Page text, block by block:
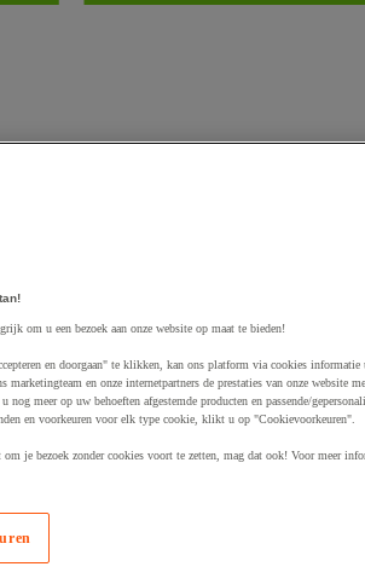
om u een bezoek aan onze website op maat te bieden!
en doorgaan" te klikken, kan ons platform via cookies informatie
marketingteam en onze internetpartners de prestaties van onze website
nog meer op uw behoeften afgestemde producten en passende/
en voorkeuren voor elk type cookie, klikt u op "Cookievoorkeuren".
je bezoek zonder cookies voort te zetten, mag dat ook! Voor meer